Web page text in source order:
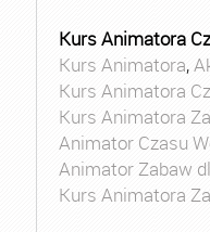
Kurs Animatora
Kurs Animatora,
Kurs Animatora
Kurs Animatora
Animator Czasu
Animator Zabaw
Kurs Animatora